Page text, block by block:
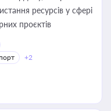
ресурсів у сфері
проєктів
+2